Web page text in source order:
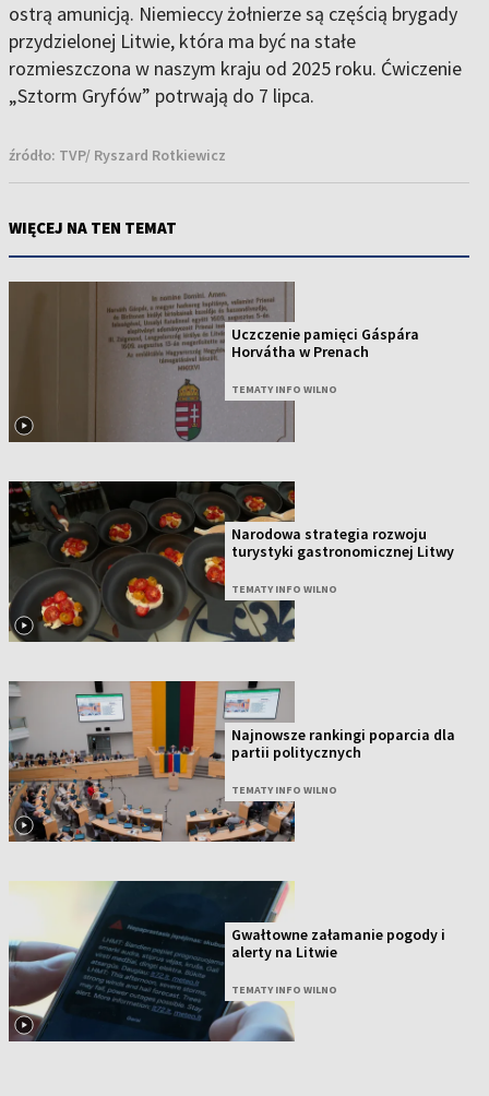
ostrą amunicją. Niemieccy żołnierze są częścią brygady
przydzielonej Litwie, która ma być na stałe
rozmieszczona w naszym kraju od 2025 roku. Ćwiczenie
„Sztorm Gryfów” potrwają do 7 lipca.
źródło: TVP/ Ryszard Rotkiewicz
WIĘCEJ NA TEN TEMAT
Uczczenie pamięci Gáspára
Horvátha w Prenach
TEMATY INFO WILNO
Narodowa strategia rozwoju
turystyki gastronomicznej Litwy
TEMATY INFO WILNO
Najnowsze rankingi poparcia dla
partii politycznych
TEMATY INFO WILNO
Gwałtowne załamanie pogody i
alerty na Litwie
TEMATY INFO WILNO